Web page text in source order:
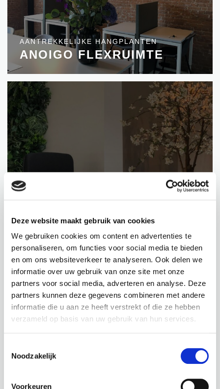
Deze website maakt gebruik van cookies
We gebruiken cookies om content en advertenties te
personaliseren, om functies voor social media te bieden
en om ons websiteverkeer te analyseren. Ook delen we
informatie over uw gebruik van onze site met onze
partners voor social media, adverteren en analyse. Deze
partners kunnen deze gegevens combineren met andere
informatie die u aan ze heeft verstrekt of die ze hebben
verzameld op basis van uw gebruik van hun services.
Noodzakelijk
Voorkeuren
AANTREKKELIJKE HANGPLANTEN
ANOIGO FLEXRUIMTE
INTERIEURBEPLANTING VAN EEN VILLA
PARTICULIER PROJECT
SHOWROOM BEPLANTING
BREURE GRONDWERKEN